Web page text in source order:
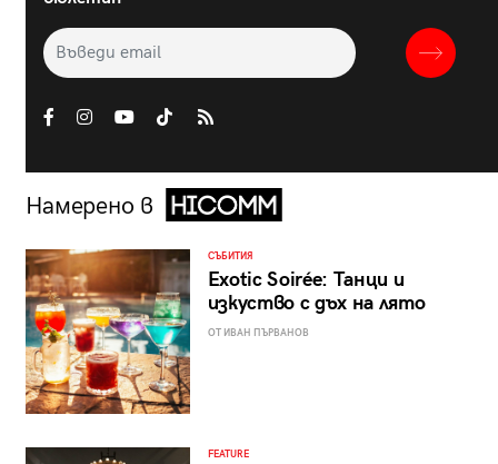
Намерено в
СЪБИТИЯ
Exotic Soirée: Танци и
изкуство с дъх на лято
ОТ ИВАН ПЪРВАНОВ
FEATURE